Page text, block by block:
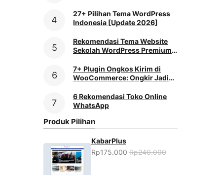
27+ Pilihan Tema WordPress
Indonesia [Update 2026]
Rekomendasi Tema Website
Sekolah WordPress Premium
7+ Plugin Ongkos Kirim di
WooCommerce: Ongkir Jadi
6 Rekomendasi Toko Online
WhatsApp
Produk Pilihan
KabarPlus
Rp175.000 Rp240.000